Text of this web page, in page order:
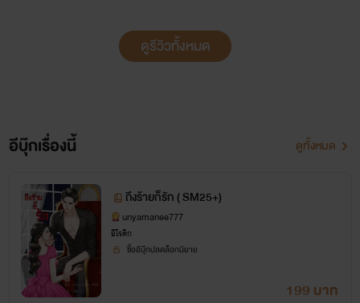
ดูรีวิวทั้งหมด
อีบุ๊กเรื่องนี้ ดูทั้งหมด
ถึงร้ายก็รัก ( SM25+)
unyamanee777
อีโรติก
ซื้ออีบุ๊กปลดล็อกนิยาย
199 บาท